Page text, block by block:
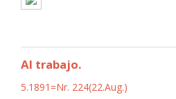
Al trabajo.
5.1891=Nr. 224(22.Aug.)